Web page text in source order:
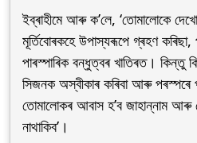
ইব্ৰাহীমে আৰু ক’লে, ‘তোমালোকে
মূৰ্তিবোৰকহে উপাস্যৰূপে গ্ৰহণ কৰিছা,
পাৰস্পাৰিক বন্ধুত্বৰ খাতিৰত। কিন্তু
সিজনক অস্বীকাৰ কৰিবা আৰু পৰস্পৰে
তোমালোকৰ আবাস হ’ব জাহান্নাম আৰু
নাথাকিব’।